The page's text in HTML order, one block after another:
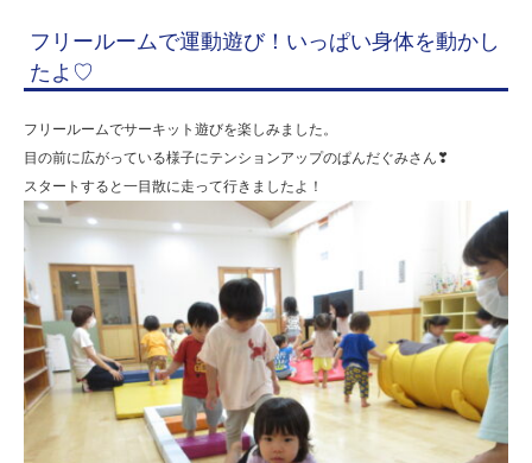
携
型
認
定
こ
ど
も
園
ひ
ら
り
す
フリールームで運動遊び！いっぱい身体を動かし
たよ♡
フリールームでサーキット遊びを楽しみました。
目の前に広がっている様子にテンションアップのぱんだぐみさん❣
スタートすると一目散に走って行きましたよ！